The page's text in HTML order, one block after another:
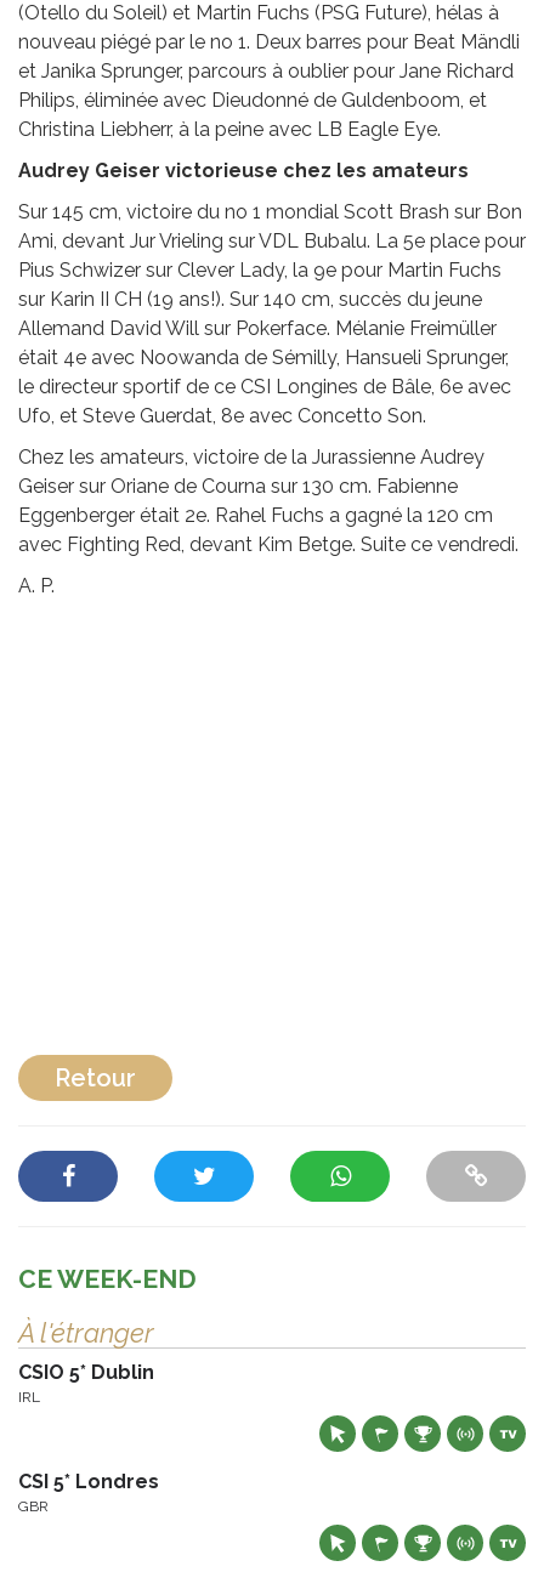
(Otello du Soleil) et Martin Fuchs (PSG Future), hélas à
nouveau piégé par le no 1. Deux barres pour Beat Mändli
et Janika Sprunger, parcours à oublier pour Jane Richard
Philips, éliminée avec Dieudonné de Guldenboom, et
Christina Liebherr, à la peine avec LB Eagle Eye.
Audrey Geiser victorieuse chez les amateurs
Sur 145 cm, victoire du no 1 mondial Scott Brash sur Bon
Ami, devant Jur Vrieling sur VDL Bubalu. La 5e place pour
Pius Schwizer sur Clever Lady, la 9e pour Martin Fuchs
sur Karin II CH (19 ans!). Sur 140 cm, succès du jeune
Allemand David Will sur Pokerface. Mélanie Freimüller
était 4e avec Noowanda de Sémilly, Hansueli Sprunger,
le directeur sportif de ce CSI Longines de Bâle, 6e avec
Ufo, et Steve Guerdat, 8e avec Concetto Son.
Chez les amateurs, victoire de la Jurassienne Audrey
Geiser sur Oriane de Courna sur 130 cm. Fabienne
Eggenberger était 2e. Rahel Fuchs a gagné la 120 cm
avec Fighting Red, devant Kim Betge. Suite ce vendredi.
A. P.
Retour
CE WEEK-END
À l'étranger
CSIO 5* Dublin
IRL
CSI 5* Londres
GBR